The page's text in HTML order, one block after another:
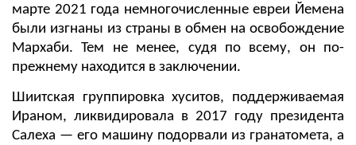
марте 2021 года немногочисленные евреи Йемена
были изгнаны из страны в обмен на освобождение
Мархаби. Тем не менее, судя по всему, он по-
прежнему находится в заключении.
Шиитская группировка хуситов, поддерживаемая
Ираном, ликвидировала в 2017 году президента
Салеха — его машину подорвали из гранатомета, а